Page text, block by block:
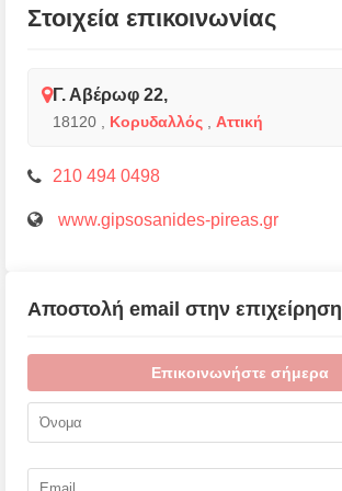
Στοιχεία επικοινωνίας
Γ. Αβέρωφ 22,
18120 Κορυδαλλός Αττική
210 494 0498
www.gipsosanides-pireas.gr
Αποστολή email στην επιχείρηση
Επικοινωνήστε σήμερα